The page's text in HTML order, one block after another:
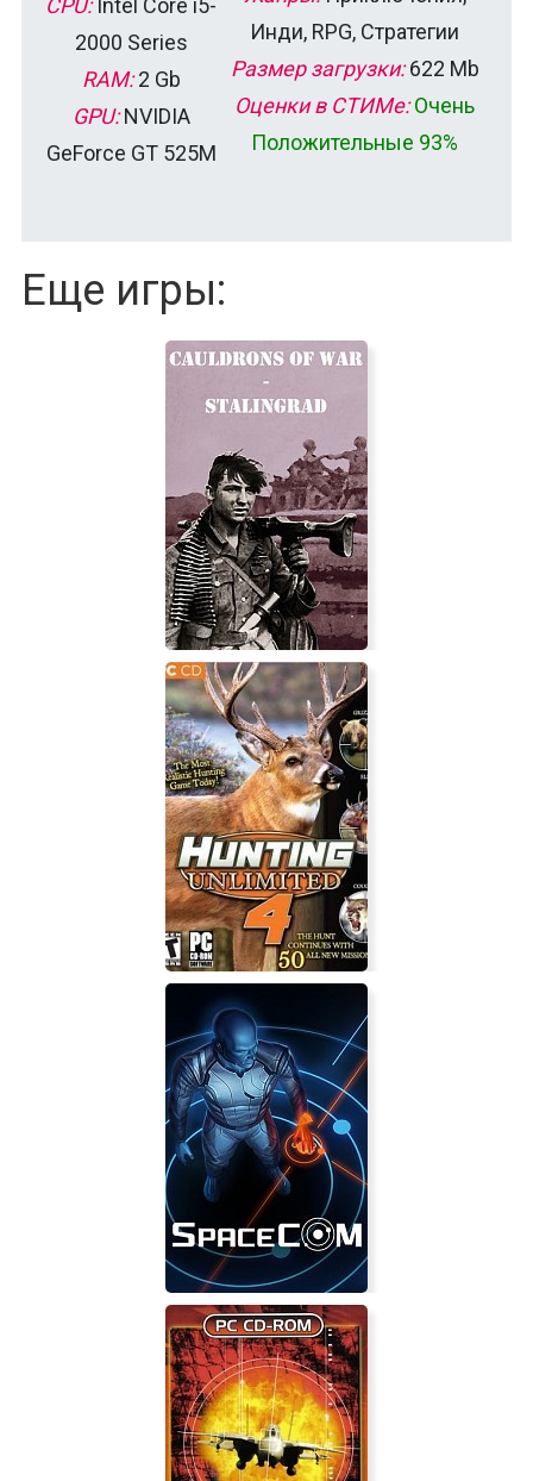
CPU:Intel Core i5-
2000 Series
RAM:2 Gb
GPU:NVIDIA
GeForce GT 525M
Инди, RPG, Стратегии
Размер загрузки:622 Mb
Оценки в СТИМе: Очень
Положительные 93%
Еще игры:
Cauldrons of War - Stalingrad
Hunting Unlimited 4